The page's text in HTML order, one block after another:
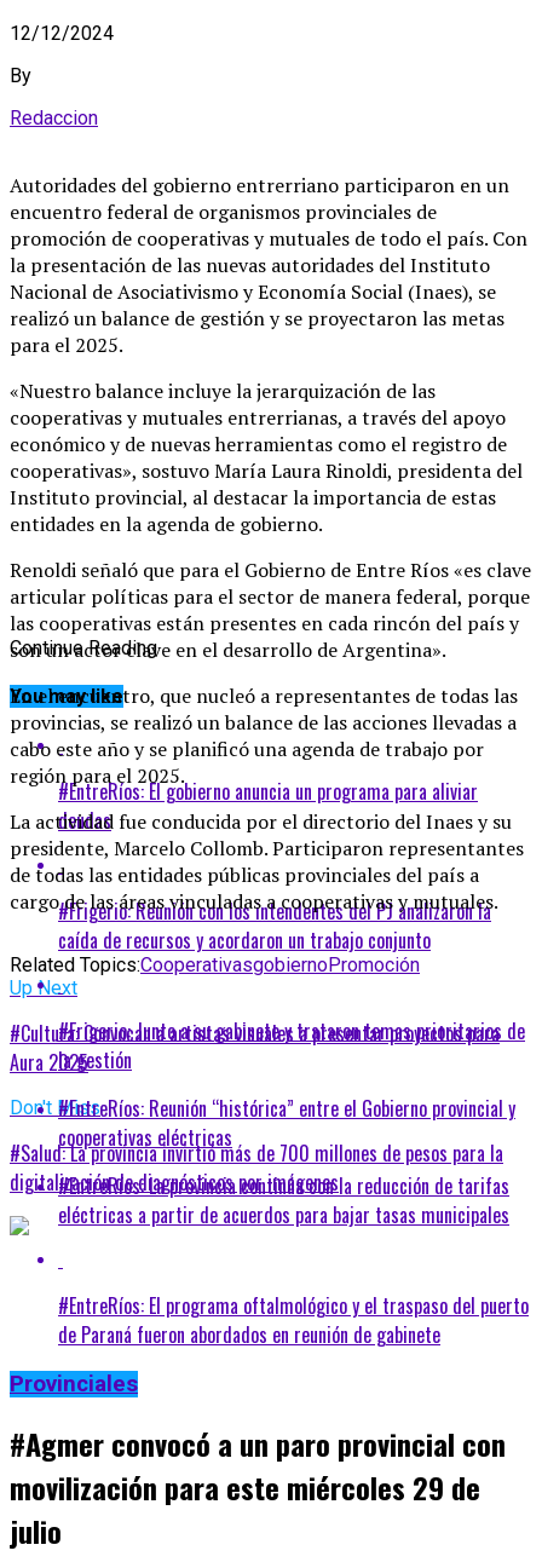
12/12/2024
By
Redaccion
Autoridades del gobierno entrerriano participaron en un
encuentro federal de organismos provinciales de
promoción de cooperativas y mutuales de todo el país. Con
la presentación de las nuevas autoridades del Instituto
Nacional de Asociativismo y Economía Social (Inaes), se
realizó un balance de gestión y se proyectaron las metas
para el 2025.
«Nuestro balance incluye la jerarquización de las
cooperativas y mutuales entrerrianas, a través del apoyo
económico y de nuevas herramientas como el registro de
cooperativas», sostuvo María Laura Rinoldi, presidenta del
Instituto provincial, al destacar la importancia de estas
entidades en la agenda de gobierno.
Renoldi señaló que para el Gobierno de Entre Ríos «es clave
articular políticas para el sector de manera federal, porque
las cooperativas están presentes en cada rincón del país y
son un actor clave en el desarrollo de Argentina».
En el encuentro, que nucleó a representantes de todas las
provincias, se realizó un balance de las acciones llevadas a
cabo este año y se planificó una agenda de trabajo por
región para el 2025.
La actividad fue conducida por el directorio del Inaes y su
presidente, Marcelo Collomb. Participaron representantes
de todas las entidades públicas provinciales del país a
cargo de las áreas vinculadas a cooperativas y mutuales.
Related Topics:CooperativasgobiernoPromoción
Up Next
#Cultura: Convocan a artistas visuales a presentar proyectos para
Aura 2025
Don't Miss
#Salud: La provincia invirtió más de 700 millones de pesos para la
digitalización de diagnósticos por imágenes
Continue Reading
You may like
#EntreRíos: El gobierno anuncia un programa para aliviar
deudas
#Frigerio: Reunión con los intendentes del PJ analizaron la
caída de recursos y acordaron un trabajo conjunto
#Frigerio: Junto a su gabinete y trataron temas prioritarios de
la gestión
#EntreRíos: Reunión “histórica” entre el Gobierno provincial y
cooperativas eléctricas
#EntreRíos: La provincia continúa con la reducción de tarifas
eléctricas a partir de acuerdos para bajar tasas municipales
#EntreRíos: El programa oftalmológico y el traspaso del puerto
de Paraná fueron abordados en reunión de gabinete
Provinciales
#Agmer convocó a un paro provincial con
movilización para este miércoles 29 de
julio